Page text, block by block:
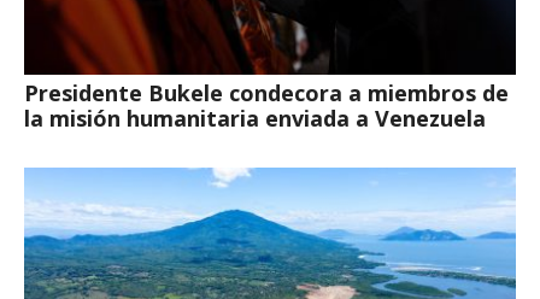
Presidente Bukele condecora a miembros de
la misión humanitaria enviada a Venezuela